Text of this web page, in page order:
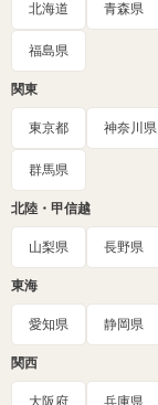
北海道 青森県
福島県
関東
東京都 神奈川県
群馬県
北陸・甲信越
山梨県 長野県
東海
愛知県 静岡県
関西
大阪府 兵庫県